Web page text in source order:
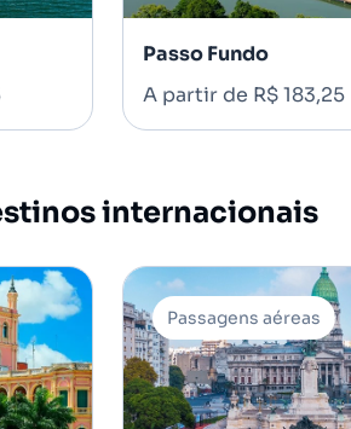
Passo Fundo
A partir de R$ 183,25
internacionais
Passagens aéreas